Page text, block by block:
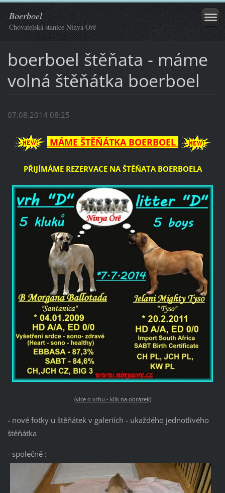
Boerboel
Chovatelská stanice Ninya Órë
boerboel štěňata - máme
volná štěňátka boerboel
07.08.2014 08:25
MÁME ŠTĚŇÁTKA BOERBOEL
PŘIJÍMÁME REZERVACE NA ŠTĚŇATA BOERBOELA
(více o vrhu - klik na obrázek)
- nové fotky u štěňátek v galeriích - ukaždého jednotlivého
štěňátka
- společně :